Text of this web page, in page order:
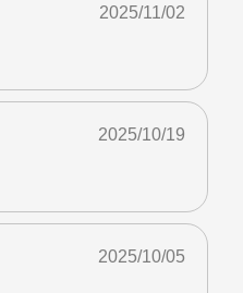
2025/11/02
2025/10/19
2025/10/05